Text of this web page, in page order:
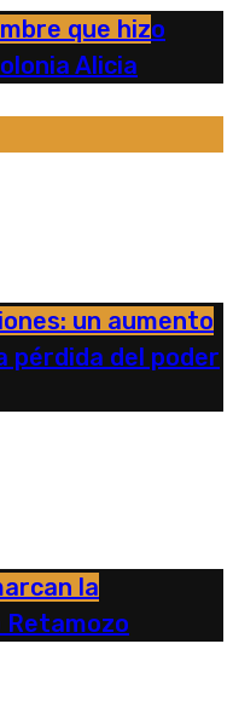
que hizo
Alicia
un aumento
pérdida del poder
la
Retamozo